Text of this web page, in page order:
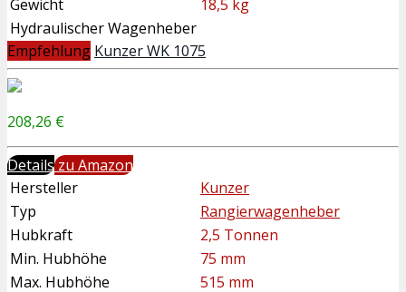
Gewicht
18,5 kg
Hydraulischer Wagenheber
Empfehlung Kunzer WK 1075
208,26 €
Detailszu Amazon
Hersteller
Kunzer
Typ
Rangierwagenheber
Hubkraft
2,5 Tonnen
Min. Hubhöhe
75 mm
Max. Hubhöhe
515 mm